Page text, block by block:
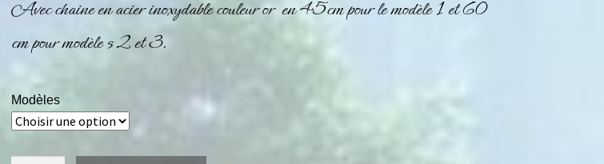
Avec chaine en acier inoxydable couleur or en 45cm pour le modèle 1 et 60
cm pour modèle s 2 et 3.
Modèles